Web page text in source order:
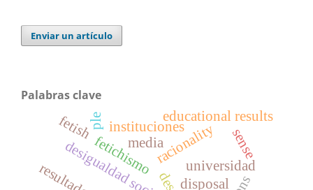
Enviar un artículo
Palabras clave
universidad
fetichismo
desigualdad socialracionality
instituciones
fetish
disposal
educational results
media
ple
sense